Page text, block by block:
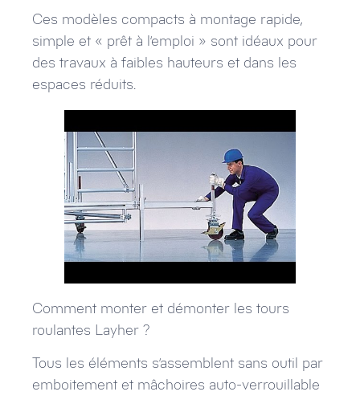
Ces modèles compacts à montage rapide,
simple et « prêt à l’emploi » sont idéaux pour
des travaux à faibles hauteurs et dans les
espaces réduits.
Comment monter et démonter les tours
roulantes Layher ?
Tous les éléments s’assemblent sans outil par
emboitement et mâchoires auto-verrouillable